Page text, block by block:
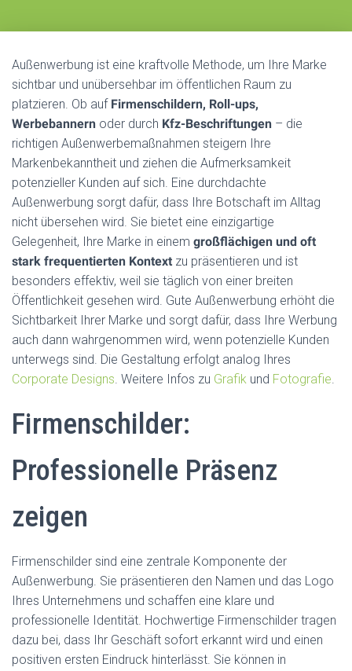
A
T
Außenwerbung ist eine kraftvolle Methode, um Ihre Marke
sichtbar und unübersehbar im öffentlichen Raum zu
platzieren. Ob auf Firmenschildern, Roll-ups,
Werbebannern oder durch Kfz-Beschriftungen – die
richtigen Außenwerbemaßnahmen steigern Ihre
Markenbekanntheit und ziehen die Aufmerksamkeit
potenzieller Kunden auf sich. Eine durchdachte
Außenwerbung sorgt dafür, dass Ihre Botschaft im Alltag
nicht übersehen wird. Sie bietet eine einzigartige
Gelegenheit, Ihre Marke in einem großflächigen und oft
stark frequentierten Kontext zu präsentieren und ist
besonders effektiv, weil sie täglich von einer breiten
Öffentlichkeit gesehen wird. Gute Außenwerbung erhöht die
Sichtbarkeit Ihrer Marke und sorgt dafür, dass Ihre Werbung
auch dann wahrgenommen wird, wenn potenzielle Kunden
unterwegs sind. Die Gestaltung erfolgt analog Ihres
Corporate Designs. Weitere Infos zu Grafik und Fotografie.
Firmenschilder:
Professionelle Präsenz
zeigen
Firmenschilder sind eine zentrale Komponente der
Außenwerbung. Sie präsentieren den Namen und das Logo
Ihres Unternehmens und schaffen eine klare und
professionelle Identität. Hochwertige Firmenschilder tragen
dazu bei, dass Ihr Geschäft sofort erkannt wird und einen
positiven ersten Eindruck hinterlässt. Sie können in